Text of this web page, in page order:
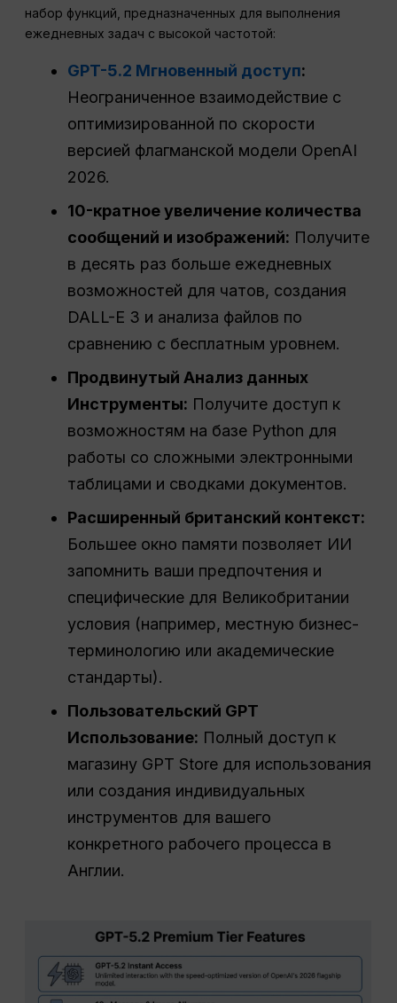
набор функций, предназначенных для выполнения
ежедневных задач с высокой частотой:
GPT-5.2 Мгновенный доступ:
Неограниченное взаимодействие с
оптимизированной по скорости
версией флагманской модели OpenAI
2026.
10-кратное увеличение количества
сообщений и изображений: Получите
в десять раз больше ежедневных
возможностей для чатов, создания
DALL-E 3 и анализа файлов по
сравнению с бесплатным уровнем.
ПродвинутыйАнализ данных
Инструменты: Получите доступ к
возможностям на базе Python для
работы со сложными электронными
таблицами и сводками документов.
Расширенный британский контекст:
Большее окно памяти позволяет ИИ
запомнить ваши предпочтения и
специфические для Великобритании
условия (например, местную бизнес-
терминологию или академические
стандарты).
Пользовательский GPT
Использование: Полный доступ к
магазину GPT Store для использования
или создания индивидуальных
инструментов для вашего
конкретного рабочего процесса в
Англии.